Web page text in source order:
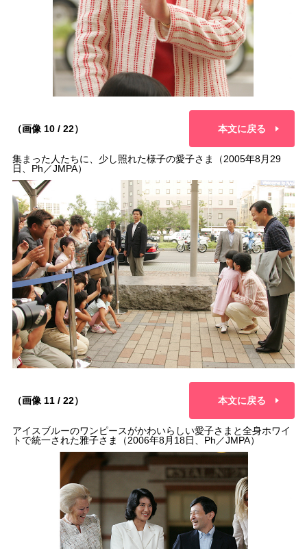
（画像 10 / 22） 本文に戻る
集まった人たちに、少し照れた様子の愛子さま（2005年8月29
日、Ph／JMPA）
（画像 11 / 22） 本文に戻る
アイスブルーのワンピースがかわいらしい愛子さまと全身ホワイ
トで統一された雅子さま（2006年8月18日、Ph／JMPA）